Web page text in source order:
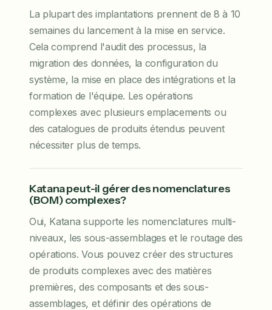
La plupart des implantations prennent de 8 à 10
semaines du lancement à la mise en service.
Cela comprend l'audit des processus, la
migration des données, la configuration du
système, la mise en place des intégrations et la
formation de l'équipe. Les opérations
complexes avec plusieurs emplacements ou
des catalogues de produits étendus peuvent
nécessiter plus de temps.
Katana peut-il gérer des nomenclatures
(BOM) complexes?
Oui, Katana supporte les nomenclatures multi-
niveaux, les sous-assemblages et le routage des
opérations. Vous pouvez créer des structures
de produits complexes avec des matières
premières, des composants et des sous-
assemblages, et définir des opérations de